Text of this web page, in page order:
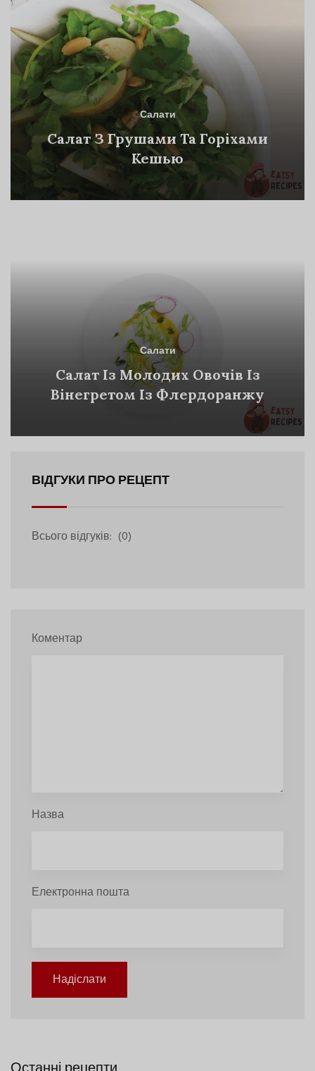
Салати
Салат З Грушами Та Горіхами
Кешью
Салати
Салат Із Молодих Овочів Із
Вінегретом Із Флердоранжу
ВІДГУКИ ПРО РЕЦЕПТ
Всього відгуків: (0)
Коментар
Назва
Електронна пошта
Надіслати